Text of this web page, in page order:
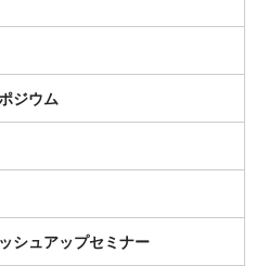
ジウム
シュアップセミナー